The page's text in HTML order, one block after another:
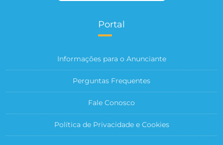
Portal
Informações para o Anunciante
Perguntas Frequentes
Fale Conosco
Política de Privacidade e Cookies